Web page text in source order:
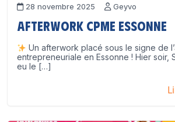
28 novembre 2025 Geyvo
Afterwork CPME Essonne
Un afterwork placé sous le signe de
entrepreneuriale en Essonne ! Hier soir,
eu le […]